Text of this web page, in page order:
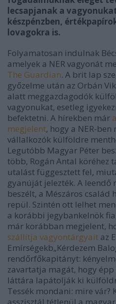
lecsapjanak a
készpénzben,
lovagokra is.
Folyamatosan indulnak
amelyek a NER vagyonát
The Guardian. A brit lap
győzelme után az Orbán
alatt meggazdagodók
vagyonukat, esetleg
befektetni. A hírekben már
megjelent, hogy a NER-
vállalkozók külföldre
Legutóbb Magyar Péter
több, Rogán Antal köréhez
utalást függesztett fel,
gyanúját jelezték. A
beszélt, a Mészáros család
repül. Szintén ott lelhet
a korábbi jegybankelnök
már korábban megjelent,
szállítja vagyontárgyait az
Emírségekb„Kérdezem
rendőrfőkapitányt:
zavartatja magát, hogy épp
láttára lapátolják ki
Tessék mondani: mire vár?